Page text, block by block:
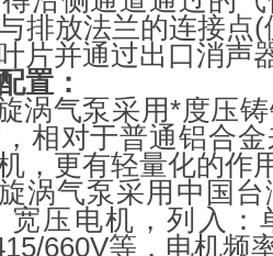
排放法兰的连接点
片并通过出口消声
置：
涡气泵采用*度压
相对于普通铝合
，更有轻量化的作
涡气泵采用中国
压电机，列入：
660V等，电机频